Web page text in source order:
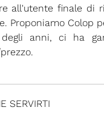
all'utente finale di
Proponiamo Colop
anni, ci ha
SERVIRTI